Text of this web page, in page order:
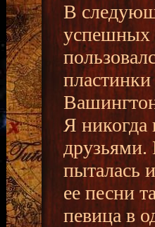
В
успешных
Я никогда
друзьями.
пыталась
ее песни
певица в